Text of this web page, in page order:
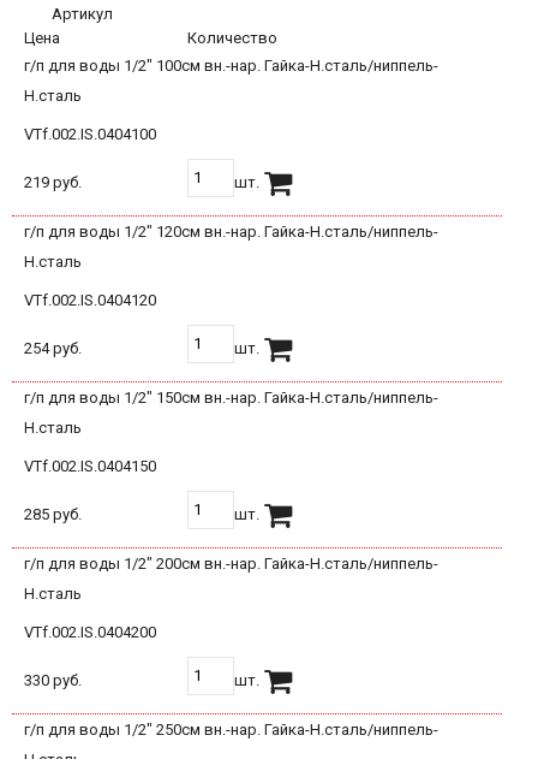
Артикул
Цена
Количество
г/п для воды 1/2" 100см вн.-нар. Гайка-Н.сталь/ниппель-
Н.сталь
VTf.002.IS.0404100
219 руб. шт.
г/п для воды 1/2" 120см вн.-нар. Гайка-Н.сталь/ниппель-
Н.сталь
VTf.002.IS.0404120
254 руб. шт.
г/п для воды 1/2" 150см вн.-нар. Гайка-Н.сталь/ниппель-
Н.сталь
VTf.002.IS.0404150
285 руб. шт.
г/п для воды 1/2" 200см вн.-нар. Гайка-Н.сталь/ниппель-
Н.сталь
VTf.002.IS.0404200
330 руб. шт.
г/п для воды 1/2" 250см вн.-нар. Гайка-Н.сталь/ниппель-